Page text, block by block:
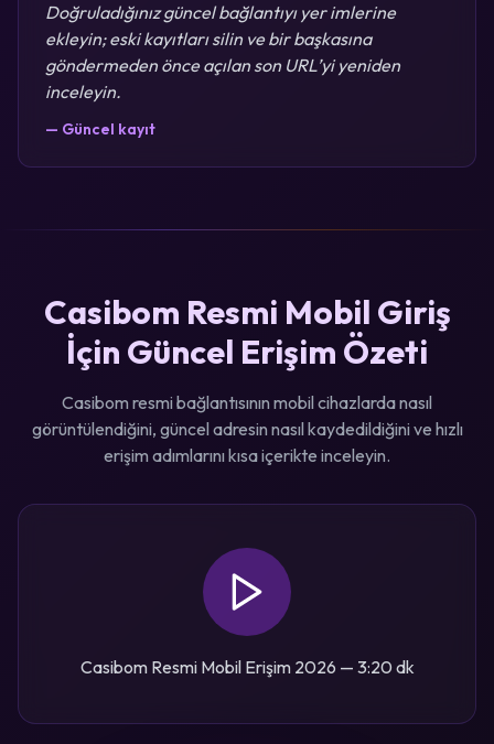
Doğruladığınız güncel bağlantıyı yer imlerine
ekleyin; eski kayıtları silin ve bir başkasına
göndermeden önce açılan son URL’yi yeniden
inceleyin.
— Güncel kayıt
Casibom Resmi Mobil Giriş
İçin Güncel Erişim Özeti
Casibom resmi bağlantısının mobil cihazlarda nasıl
görüntülendiğini, güncel adresin nasıl kaydedildiğini ve hızlı
erişim adımlarını kısa içerikte inceleyin.
Casibom Resmi Mobil Erişim 2026 — 3:20 dk